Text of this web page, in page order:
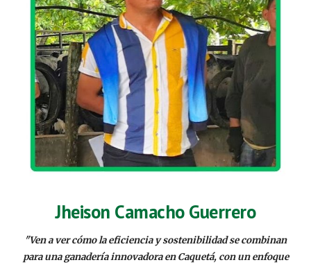
Jheison Camacho Guerrero
"Ven a ver cómo la eficiencia y sostenibilidad se combinan
para una ganadería innovadora en Caquetá, con un enfoque